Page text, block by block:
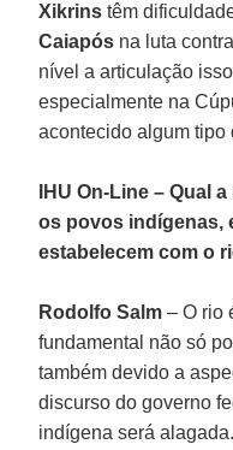
Xikrinstêm
Caiapós na luta contra
nível a articulação
especialmente na
acontecido algum tipo
IHU On-Line – Qual
os povos indígenas,
estabelecem com o
Rodolfo Salm – O rio
fundamental não só
também devido a
discurso do governo
indígena será